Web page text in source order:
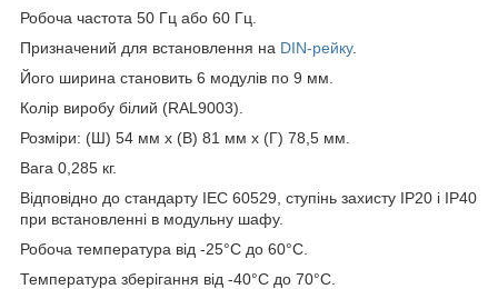
Робоча частота 50 Гц або 60 Гц.
Призначений для встановлення на DIN-рейку.
Його ширина становить 6 модулів по 9 мм.
Колір виробу білий (RAL9003).
Розміри: (Ш) 54 мм x (В) 81 мм x (Г) 78,5 мм.
Вага 0,285 кг.
Відповідно до стандарту IEC 60529, ступінь захисту IP20 і IP40
при встановленні в модульну шафу.
Робоча температура від -25°C до 60°C.
Температура зберігання від -40°C до 70°C.